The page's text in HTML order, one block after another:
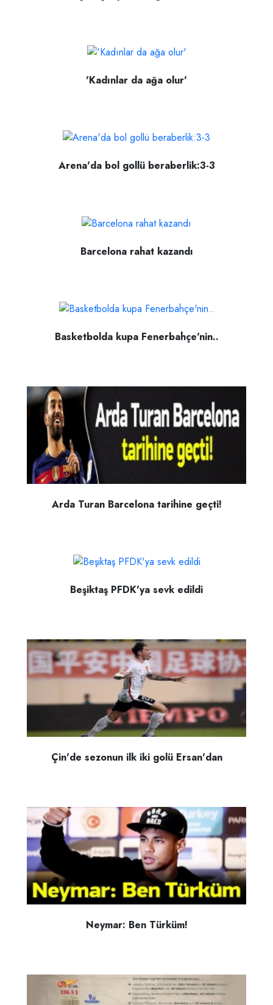
'Kadınlar da ağa olur'
Arena'da bol gollü beraberlik:3-3
Barcelona rahat kazandı
Basketbolda kupa Fenerbahçe'nin..
Arda Turan Barcelona tarihine geçti!
Beşiktaş PFDK'ya sevk edildi
Çin'de sezonun ilk iki golü Ersan'dan
Neymar: Ben Türküm!